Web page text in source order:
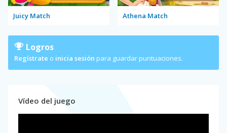
Juicy Match Athena Match
Logros
Regístrate o inicia sesión para guardar puntuaciones.
Vídeo del juego